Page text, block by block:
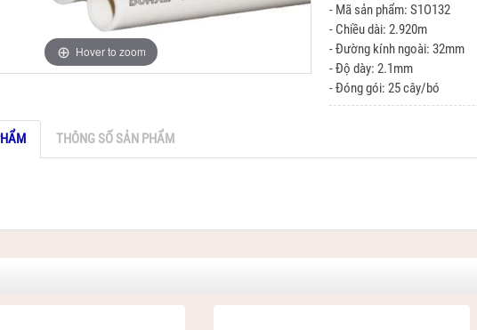
Hover to zoom
- Mã sản phẩm: S1O132
- Chiều dài: 2.920m
- Đường kính ngoài: 32mm
- Độ dày: 2.1mm
- Đóng gói: 25 cây/bó
THÔNG SỐ SẢN PHẨM